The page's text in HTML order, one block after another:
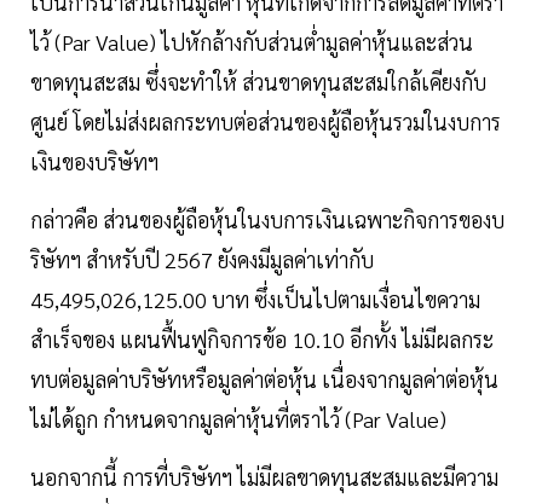
ไว้ (Par Value) ไปหักล้างกับส่วนต่ำมูลค่าหุ้นและส่วน
ขาดทุนสะสม ซึ่งจะทำให้ ส่วนขาดทุนสะสมใกล้เคียงกับ
ศูนย์ โดยไม่ส่งผลกระทบต่อส่วนของผู้ถือหุ้นรวมในงบการ
เงินของบริษัทฯ
กล่าวคือ ส่วนของผู้ถือหุ้นในงบการเงินเฉพาะกิจการของบ
ริษัทฯ สำหรับปี 2567 ยังคงมีมูลค่าเท่ากับ
45,495,026,125.00 บาท ซึ่งเป็นไปตามเงื่อนไขความ
สำเร็จของ แผนฟื้นฟูกิจการข้อ 10.10 อีกทั้ง ไม่มีผลกระ
ทบต่อมูลค่าบริษัทหรือมูลค่าต่อหุ้น เนื่องจากมูลค่าต่อหุ้น
ไม่ได้ถูก กำหนดจากมูลค่าหุ้นที่ตราไว้ (Par Value)
นอกจากนี้ การที่บริษัทฯ ไม่มีผลขาดทุนสะสมและมีความ